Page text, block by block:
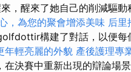
來，醒來了她自己的削減驅
，為您的聚會增添美味 后里
構建了對話，以便每
年輕亮麗的外貌 產後護理專
在決賽中重新出現的辯論場